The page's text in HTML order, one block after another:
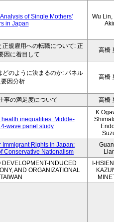
of Single Mothers’
in Japan
Wu Lin,
規雇用への転職について: 正
因に着目して
高橋
のように決まるのか: パネル
因分析
高橋
事の満足度について 高橋
inequalities: Middle-
wave panel study
K
Rights in Japan:
Conservative Nationalism
DEVELOPMENT-INDUCED
AND ORGANIZATIONAL
I-